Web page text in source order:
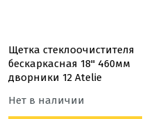
Щетка стеклоочистителя
бескаркасная 18'' 460мм
дворники 12 Atelie
Нет в наличии